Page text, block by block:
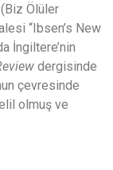
(Biz Ölüler
“Ibsen’s New
İngiltere’nin
dergisinde
çevresinde
olmuş ve